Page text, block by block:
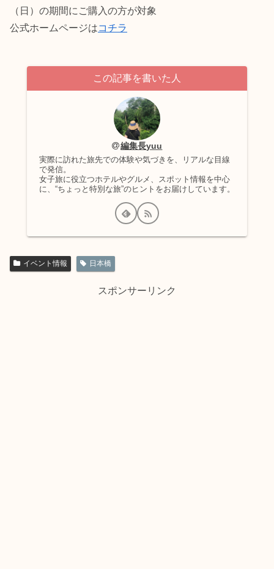
（日）の期間にご購入の方が対象
公式ホームページはコチラ
この記事を書いた人
編集長yuu
実際に訪れた旅先での体験や気づきを、リアルな目線
で発信。
女子旅に役立つホテルやグルメ、スポット情報を中心
に、“ちょっと特別な旅”のヒントをお届けしています。
イベント情報 日本橋
スポンサーリンク